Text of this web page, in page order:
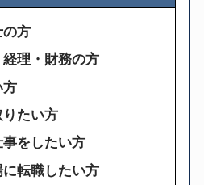
方
理・財務の方
方
たい方
をしたい方
転職したい方